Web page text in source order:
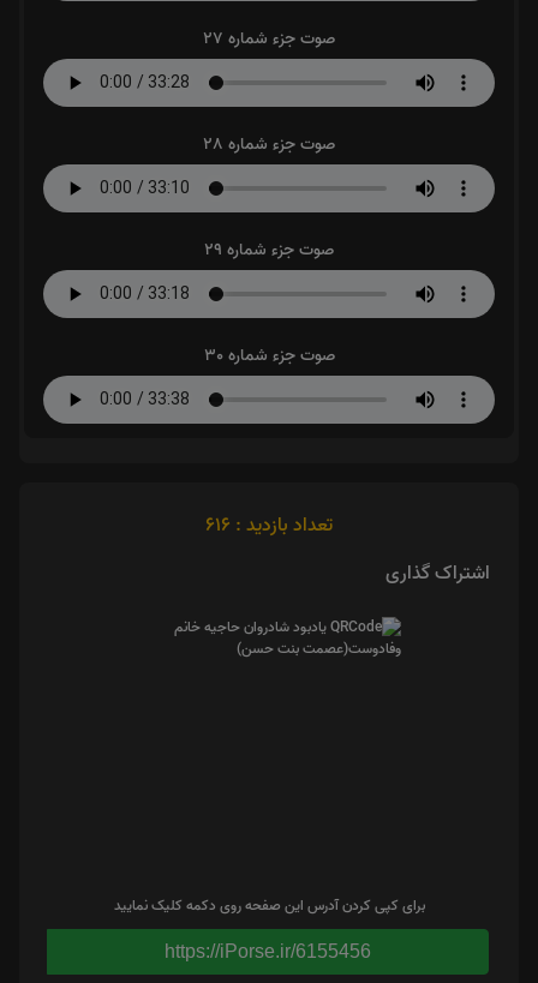
صوت جزء شماره 27
صوت جزء شماره 28
صوت جزء شماره 29
صوت جزء شماره 30
تعداد بازدید : 616
اشتراک گذاری
برای کپی کردن آدرس این صفحه روی دکمه کلیک نمایید
https://iPorse.ir/6155456